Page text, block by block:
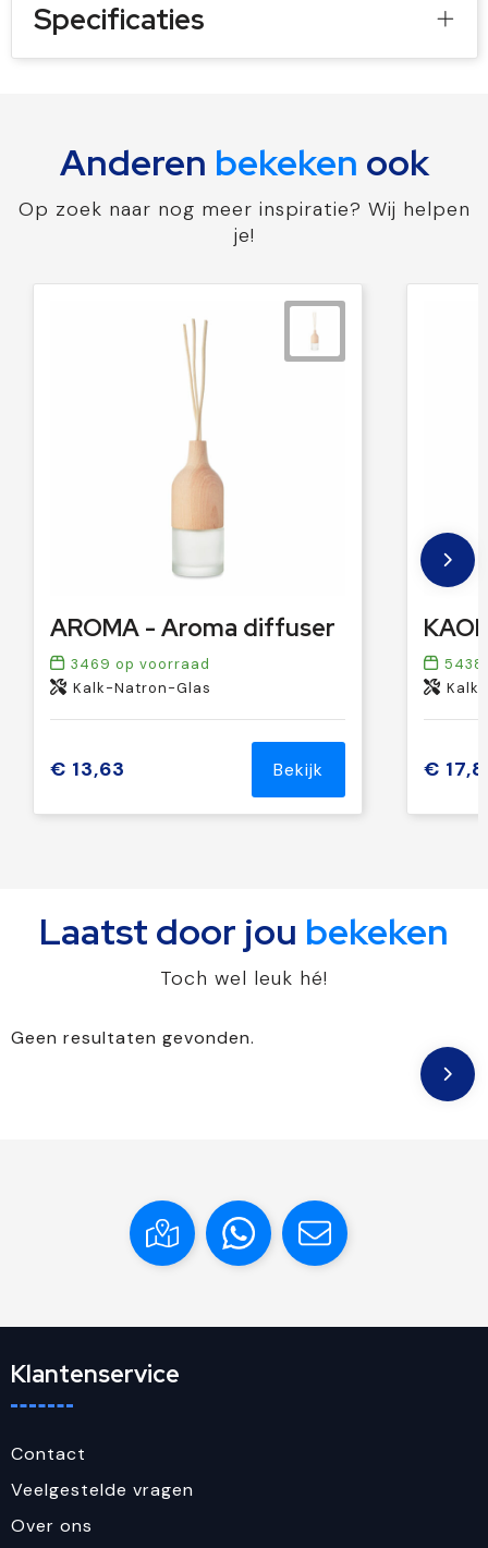
Specificaties
Anderen bekeken ook
Op zoek naar nog meer inspiratie? Wij helpen
je!
AROMA - Aroma diffuser
3469 op voorraad
Kalk-Natron-Glas
€ 13,63 Bekijk
5438
€
Laatst door jou bekeken
Toch wel leuk hé!
Geen resultaten gevonden.
Klantenservice
Contact
Veelgestelde vragen
Over ons